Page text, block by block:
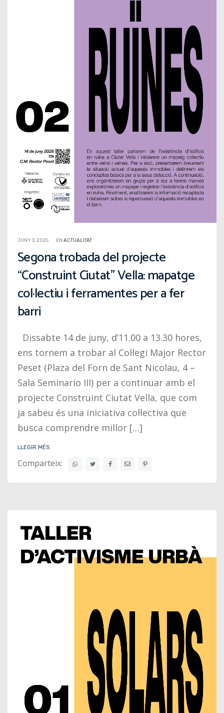
JUNY 3, 2025 EN ACTUALITAT
Segona trobada del projecte
“Construint Ciutat” Vella: mapatge
col·lectiu i ferramentes per a fer
barri
Dissabte 14 de juny, d’11.00 a 13.30 hores,
ens tornem a trobar al Col·legi Major Rector
Peset (Plaza del Forn de Sant Nicolau, 4 –
Sala Seminario III) per a continuar amb el
projecte Construint Ciutat Vella, que com
ja sabeu és una iniciativa col·lectiva que
busca comprendre millor […]
LLEGIR MÉS
Comparteix: